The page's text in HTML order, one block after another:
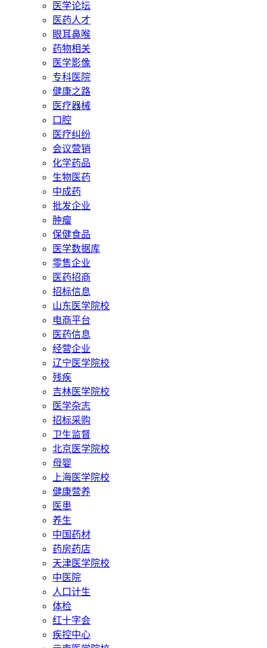
医学论坛
医药人才
眼耳鼻喉
药物相关
医学影像
专科医院
健康之路
医疗器械
口腔
医疗纠纷
会议营销
化学药品
生物医药
中成药
批发企业
肿瘤
保健食品
医学数据库
零售企业
医药招商
招标信息
山东医学院校
电商平台
医药信息
经营企业
辽宁医学院校
残疾
吉林医学院校
医学杂志
招标采购
卫生监督
北京医学院校
母婴
上海医学院校
健康营养
医患
养生
中国药材
药房药店
天津医学院校
中医院
人口计生
体检
红十字会
疾控中心